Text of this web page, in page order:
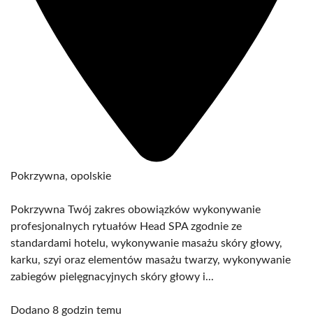
Pokrzywna, opolskie
Pokrzywna Twój zakres obowiązków wykonywanie
profesjonalnych rytuałów Head SPA zgodnie ze
standardami hotelu, wykonywanie masażu skóry głowy,
karku, szyi oraz elementów masażu twarzy, wykonywanie
zabiegów pielęgnacyjnych skóry głowy i...
Dodano 8 godzin temu